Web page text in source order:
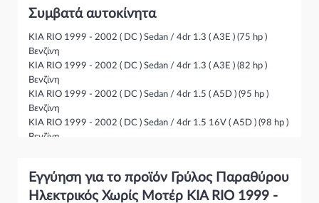
Συμβατά αυτοκίνητα
KIA RIO 1999 - 2002 ( DC ) Sedan / 4dr 1.3 ( A3E ) (75 hp )
Βενζίνη
KIA RIO 1999 - 2002 ( DC ) Sedan / 4dr 1.3 ( A3E ) (82 hp )
Βενζίνη
KIA RIO 1999 - 2002 ( DC ) Sedan / 4dr 1.5 ( A5D ) (95 hp )
Βενζίνη
KIA RIO 1999 - 2002 ( DC ) Sedan / 4dr 1.5 16V ( A5D ) (98 hp )
Βενζίνη
) Βενζίνη
KIA RIO 1999 - 2002 ( DC ) HatchWagon / 5dr 1.3 ( A3E ) (75 hp
Εγγύηση για το προϊόν Γρύλος Παραθύρου
Ηλεκτρικός Χωρίς Μοτέρ KIA RIO 1999 -